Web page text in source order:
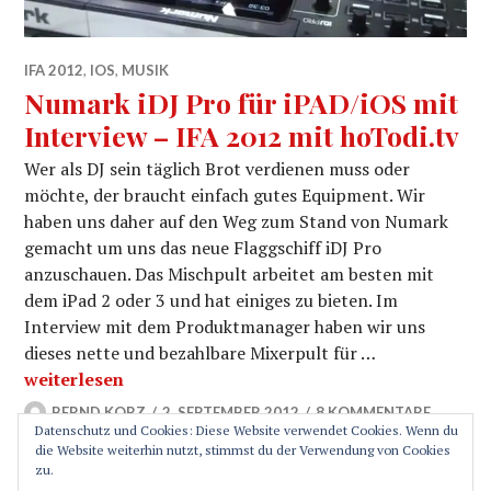
IFA 2012, IOS, MUSIK
Numark iDJ Pro für iPAD/iOS mit
Interview – IFA 2012 mit hoTodi.tv
Wer als DJ sein täglich Brot verdienen muss oder
möchte, der braucht einfach gutes Equipment. Wir
haben uns daher auf den Weg zum Stand von Numark
gemacht um uns das neue Flaggschiff iDJ Pro
anzuschauen. Das Mischpult arbeitet am besten mit
dem iPad 2 oder 3 und hat einiges zu bieten. Im
Interview mit dem Produktmanager haben wir uns
dieses nette und bezahlbare Mixerpult für …
Numark iDJ Pro für iPAD/iOS mit Interview – IFA 2012
weiterlesen
BERND KORZ 2. SEPTEMBER 2012 8 KOMMENTARE
Datenschutz und Cookies: Diese Website verwendet Cookies. Wenn du
die Website weiterhin nutzt, stimmst du der Verwendung von Cookies
zu.